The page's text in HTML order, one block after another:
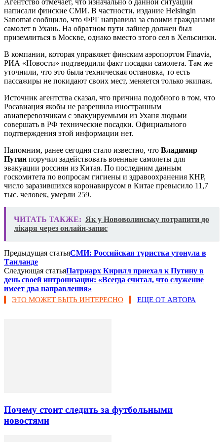
написали финские СМИ. В частности, издание Helsingin
Sanomat сообщило, что ФРГ направила за своими гражданами
самолет в Ухань. На обратном пути лайнер должен был
приземлиться в Москве, однако вместо этого сел в Хельсинки.
В компании, которая управляет финским аэропортом Finavia,
РИА «Новости» подтвердили факт посадки самолета. Там же
уточнили, что это была техническая остановка, то есть
пассажиры не покидают своих мест, меняется только экипаж.
Источник агентства сказал, что причина подобного в том, что
Росавиация якобы не разрешила иностранным
авиаперевозчикам с эвакуируемыми из Уханя людьми
совершать в РФ технические посадки. Официального
подтверждения этой информации нет.
Напомним, ранее сегодня стало известно, что Владимир
Путин поручил задействовать военные самолеты для
эвакуации россиян из Китая. По последним данным
госкомитета по вопросам гигиены и здравоохранения КНР,
число заразившихся коронавирусом в Китае превысило 11,7
тыс. человек, умерли 259.
ЧИТАТЬ ТАКЖЕ: Як у Нововолинську потрапити до
лікаря через онлайн-запис
Предыдущая статьяСМИ: Российская туристка утонула в
Таиланде
Следующая статьяПатриарх Кирилл приехал к Путину в
день своей интронизации: «Всегда считал, что служение
имеет два направления»
ЭТО МОЖЕТ БЫТЬ ИНТЕРЕСНО ЕЩЕ ОТ АВТОРА
Почему стоит следить за футбольными
новостями